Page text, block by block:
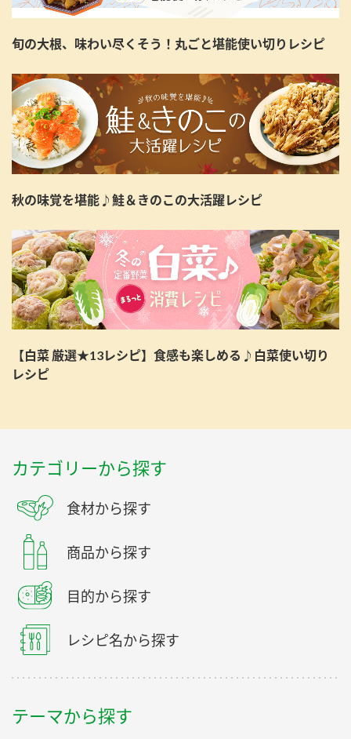
旬の大根、味わい尽くそう！丸ごと堪能使い切りレシピ
秋の味覚を堪能♪鮭＆きのこの大活躍レシピ
【白菜 厳選★13レシピ】食感も楽しめる♪白菜使い切り
レシピ
カテゴリーから探す
食材から探す
商品から探す
目的から探す
レシピ名から探す
テーマから探す